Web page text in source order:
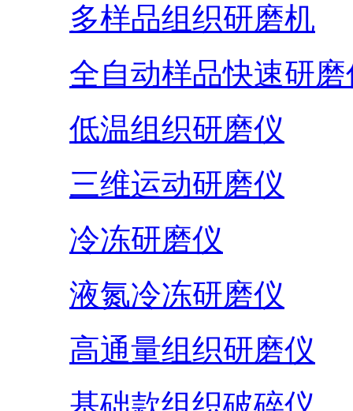
多样品组织研磨机
全自动样品快速研磨
低温组织研磨仪
三维运动研磨仪
冷冻研磨仪
液氮冷冻研磨仪
高通量组织研磨仪